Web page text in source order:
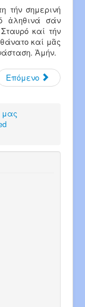
σημερινή
ἀληθινά σάν
καί τήν
καί μᾶς
Ἀμήν.
Επόμενο
μας